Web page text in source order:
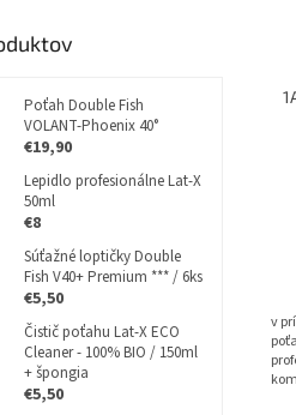
Poťah Double Fish
VOLANT-Phoenix 40°
€19,90
Lepidlo profesionálne Lat-X
50ml
€8
Súťažné loptičky Double
Fish V40+ Premium *** / 6ks
€5,50
Čistič poťahu Lat-X ECO
Cleaner - 100% BIO / 150ml
+ špongia
€5,50
v